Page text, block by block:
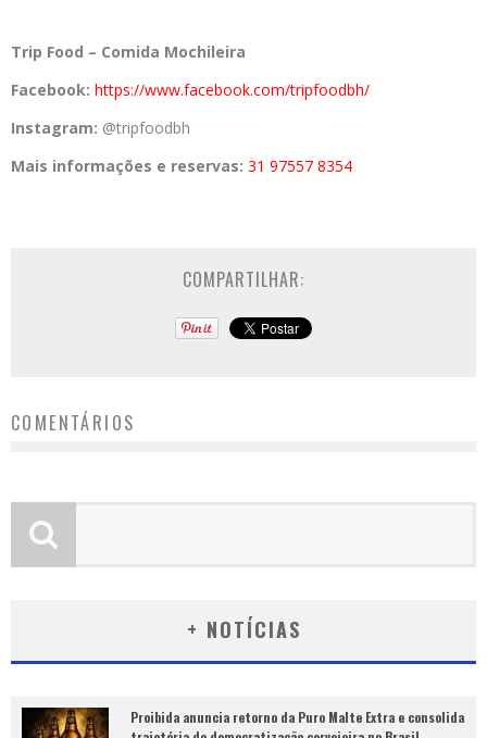
Trip Food – Comida Mochileira
Facebook: https://www.facebook.com/tripfoodbh/
Instagram: @tripfoodbh
Mais informações e reservas: 31 97557 8354
COMPARTILHAR:
COMENTÁRIOS
+ NOTÍCIAS
Proibida anuncia retorno da Puro Malte Extra e consolida